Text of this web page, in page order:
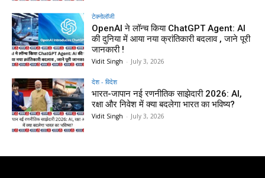
टेक्नोलॉजी
OpenAI ने लॉन्च किया ChatGPT Agent: AI
की दुनिया में आया नया क्रांतिकारी बदलाव , जाने पूरी
जानकारी !
Vidit Singh - July 3, 2026
देश - विदेश
भारत-जापान नई रणनीतिक साझेदारी 2026: AI,
रक्षा और निवेश में क्या बदलेगा भारत का भविष्य?
Vidit Singh - July 3, 2026